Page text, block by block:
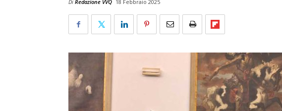
Di Redazione VVQ 18 Febbraio 2025